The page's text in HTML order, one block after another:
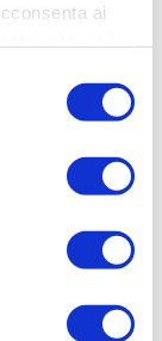
ai
è una
si sviluppa su